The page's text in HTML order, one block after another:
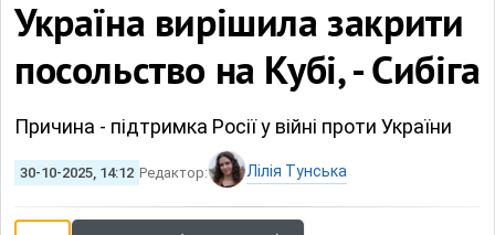
Україна вирішила закрити
посольство на Кубі, - Сибіга
Причина - підтримка Росії у війні проти України
30-10-2025, 14:12 Редактор: Лілія Тунська